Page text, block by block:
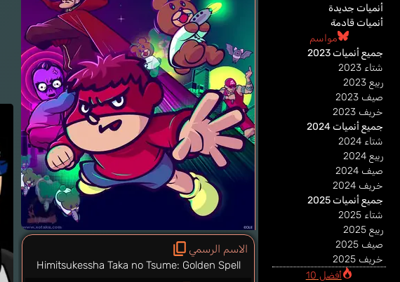
الاسم الرسمي
Himitsukessha Taka no Tsume: Golden Spell
أنميات جديدة
أنميات قادمة
مواسم
جميع أنميات 2023
شتاء 2023
ربيع 2023
صيف 2023
خريف 2023
جميع أنميات 2024
شتاء 2024
ربيع 2024
صيف 2024
خريف 2024
جميع أنميات 2025
شتاء 2025
ربيع 2025
صيف 2025
خريف 2025
أفضل 10